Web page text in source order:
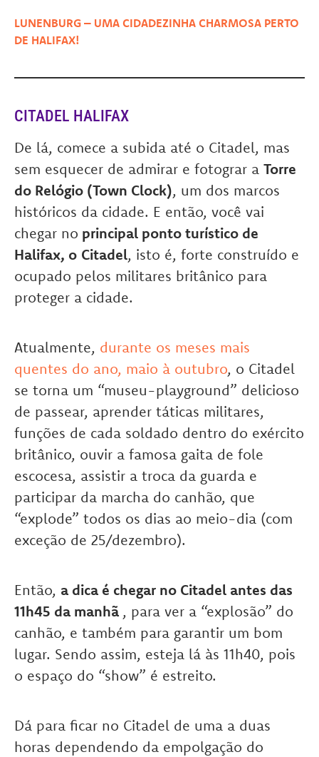
LUNENBURG – UMA CIDADEZINHA CHARMOSA PERTO
DE HALIFAX!
CITADEL HALIFAX
De lá, comece a subida até o Citadel, mas
sem esquecer de admirar e fotograr a Torre
do Relógio (Town Clock), um dos marcos
históricos da cidade. E então, você vai
chegar no principal ponto turístico de
Halifax, o Citadel, isto é, forte construído e
ocupado pelos militares britânico para
proteger a cidade.
Atualmente, durante os meses mais
quentes do ano, maio à outubro, o Citadel
se torna um “museu-playground” delicioso
de passear, aprender táticas militares,
funções de cada soldado dentro do exército
britânico, ouvir a famosa gaita de fole
escocesa, assistir a troca da guarda e
participar da marcha do canhão, que
“explode” todos os dias ao meio-dia (com
exceção de 25/dezembro).
Então, a dica é chegar no Citadel antes das
11h45 da manhã , para ver a “explosão” do
canhão, e também para garantir um bom
lugar. Sendo assim, esteja lá às 11h40, pois
o espaço do “show” é estreito.
Dá para ficar no Citadel de uma a duas
horas dependendo da empolgação do